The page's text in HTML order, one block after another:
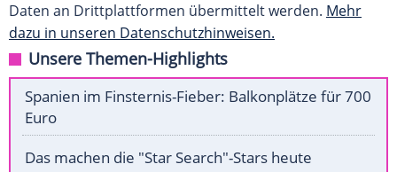
Daten an Drittplattformen übermittelt werden. Mehr
dazu in unseren Datenschutzhinweisen.
Unsere Themen-Highlights
Spanien im Finsternis-Fieber: Balkonplätze für 700
Euro
Das machen die "Star Search"-Stars heute